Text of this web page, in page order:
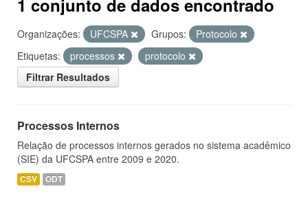
1 conjunto de dados encontrado
Organizações: UFCSPA Grupos:
Protocolo
Etiquetas:
processos
protocolo
Filtrar Resultados
Processos Internos
Relação de processos internos gerados no sistema acadêmico
(SIE) da UFCSPA entre 2009 e 2020.
CSV ODT